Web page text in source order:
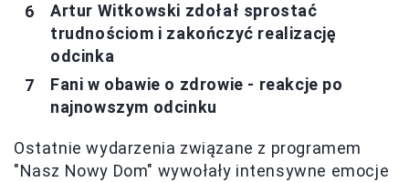
Artur Witkowski zdołał sprostać
trudnościom i zakończyć realizację
odcinka
Fani w obawie o zdrowie - reakcje po
najnowszym odcinku
Ostatnie wydarzenia związane z programem
"Nasz Nowy Dom" wywołały intensywne emocje